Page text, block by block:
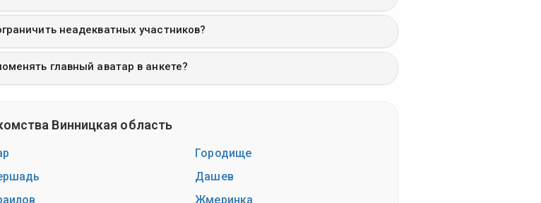
неадекватных участников?
главный аватар в анкете?
Винницкая область
Городище
Дашев
Жмеринка